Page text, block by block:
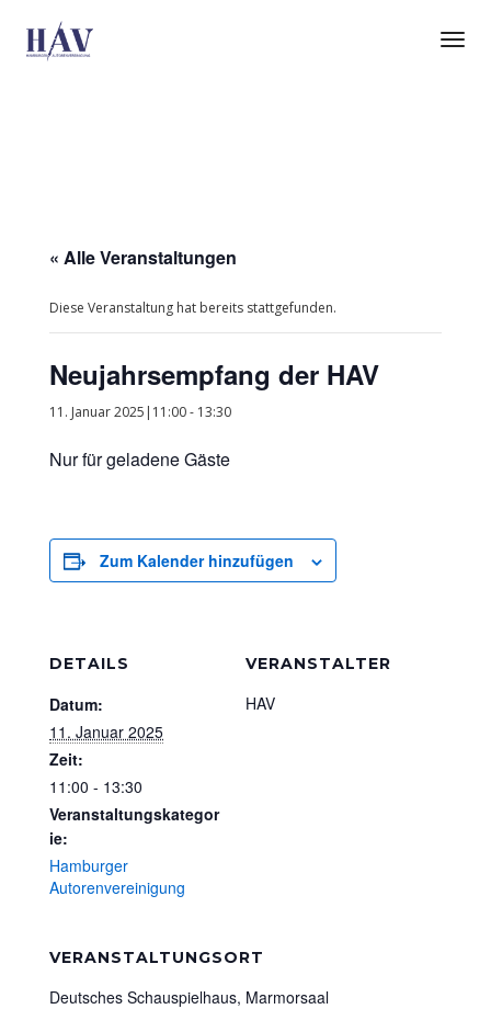
« Alle Veranstaltungen
Diese Veranstaltung hat bereits stattgefunden.
Neujahrsempfang der HAV
11. Januar 2025|11:00- 13:30
Nur für geladene Gäste
Zum Kalender hinzufügen
DETAILS
Datum:
11. Januar 2025
Zeit:
11:00 - 13:30
Veranstaltungskategor
ie:
Hamburger
Autorenvereinigung
VERANSTALTER
HAV
VERANSTALTUNGSORT
Deutsches Schauspielhaus, Marmorsaal